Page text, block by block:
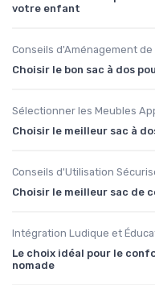
votre enfant
Conseils d'Aménagement
Choisir le bon sac à dos
Sélectionner les Meubles
Choisir le meilleur sac à
Conseils d'Utilisation
Choisir le meilleur sac de
Intégration Ludique et
Le choix idéal pour le
nomade